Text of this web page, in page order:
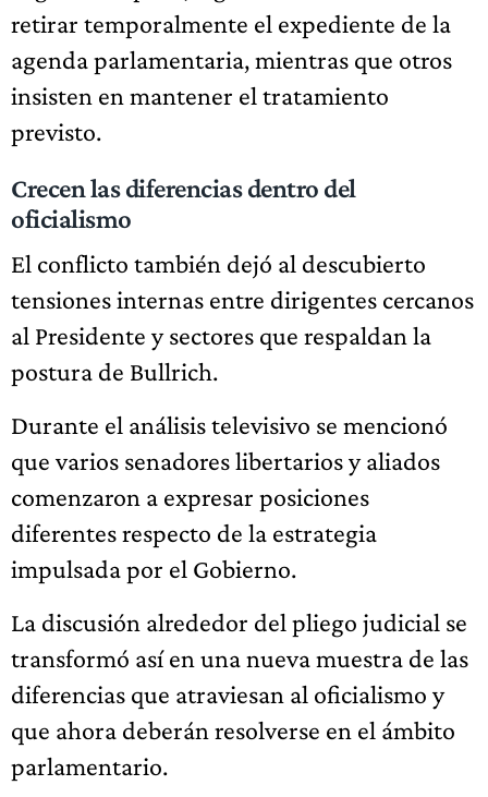
retirar temporalmente el expediente de la
agenda parlamentaria, mientras que otros
insisten en mantener el tratamiento
previsto.
Crecen las diferencias dentro del
oficialismo
El conflicto también dejó al descubierto
tensiones internas entre dirigentes cercanos
al Presidente y sectores que respaldan la
postura de Bullrich.
Durante el análisis televisivo se mencionó
que varios senadores libertarios y aliados
comenzaron a expresar posiciones
diferentes respecto de la estrategia
impulsada por el Gobierno.
La discusión alrededor del pliego judicial se
transformó así en una nueva muestra de las
diferencias que atraviesan al oficialismo y
que ahora deberán resolverse en el ámbito
parlamentario.